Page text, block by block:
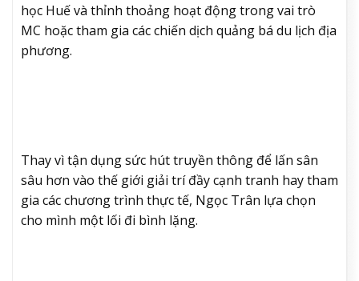
học Huế và thỉnh thoảng hoạt động trong vai trò
MC hoặc tham gia các chiến dịch quảng bá du lịch địa
phương.
Thay vì tận dụng sức hút truyền thông để lấn sân
sâu hơn vào thế giới giải trí đầy cạnh tranh hay tham
gia các chương trình thực tế, Ngọc Trân lựa chọn
cho mình một lối đi bình lặng.